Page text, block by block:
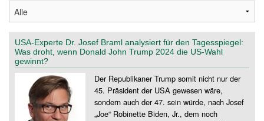
USA-Experte Dr. Josef Braml analysiert für den Tagesspiegel:
Was droht, wenn Donald John Trump 2024 die US-Wahl
gewinnt?
Der Republikaner Trump somit nicht nur der
45. Präsident der USA gewesen wäre,
sondern auch der 47. sein würde, nach Josef
„Joe“ Robinette Biden, Jr., dem noch